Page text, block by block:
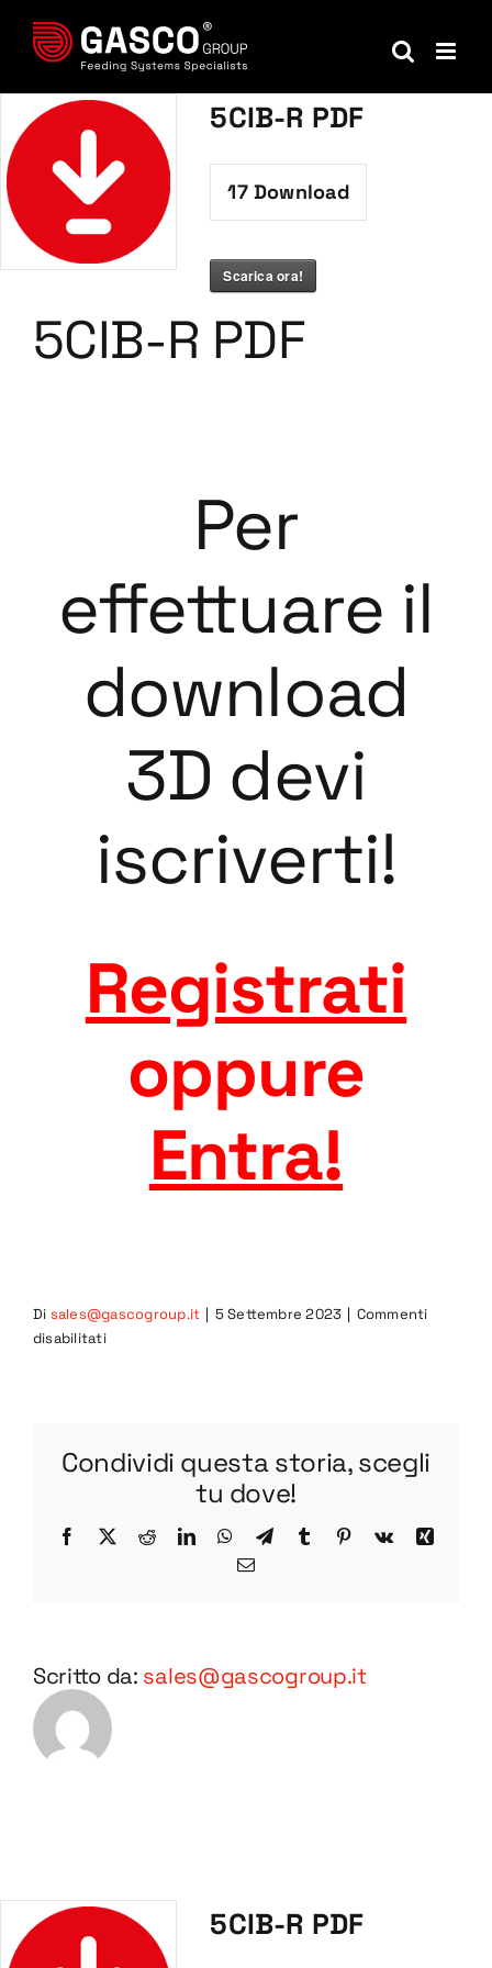
contenuto
5CIB-R PDF
17Download
Scarica ora!
5CIB-R PDF
Per
effettuare il
download
3D devi
iscriverti!
Registrati
oppure
Entra!
Di sales@gascogroup.it | 5 Settembre 2023 | Commenti
disabilitatisu
Condividi questa storia, scegli
tu dove!
Facebook
X RedditLinkedInWhatsApp
TelegramTumblr Pinterest
Vk
Xing
Email
Scritto da: sales@gascogroup.it
5CIB-R PDF